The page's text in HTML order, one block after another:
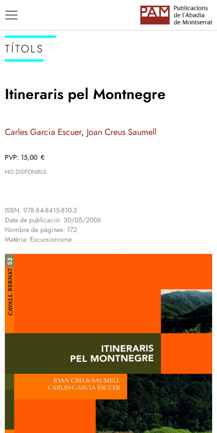
ENSENYAMENT CATALÀ
TÍTOLS
Itineraris pel Montnegre
Carles Garcia Escuer, Joan Creus Saumell
15,00 €
NO DISPONIBLE
ISBN: 978-84-8415-810-3
Data de publicació: 30/05/2006
Nombre de pàgines: 172
Matèria: Excursionisme